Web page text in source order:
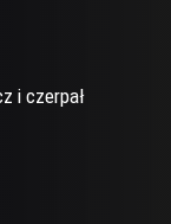
i czerpał